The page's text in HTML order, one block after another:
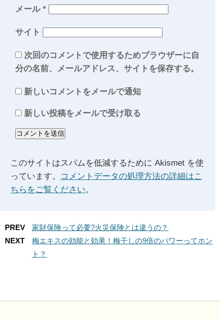
メール *
サイト
次回のコメントで使用するためブラウザーに自
分の名前、メールアドレス、サイトを保存する。
新しいコメントをメールで通知
新しい投稿をメールで受け取る
このサイトはスパムを低減するために Akismet を使
っています。
コメントデータの処理方法の詳細はこ
ちらをご覧ください。
PREV
家財保険って必要?火災保険とは違うの？
NEXT
梅エキスの効能と効果！梅干しの9倍のパワーってホン
ト？